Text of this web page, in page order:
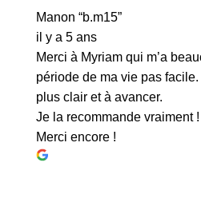
Manon “b.m15”
il y a 5 ans
Merci à Myriam qui m’a
période de ma vie pas
plus clair et à avancer.
Je la recommande vraiment !
Merci encore !